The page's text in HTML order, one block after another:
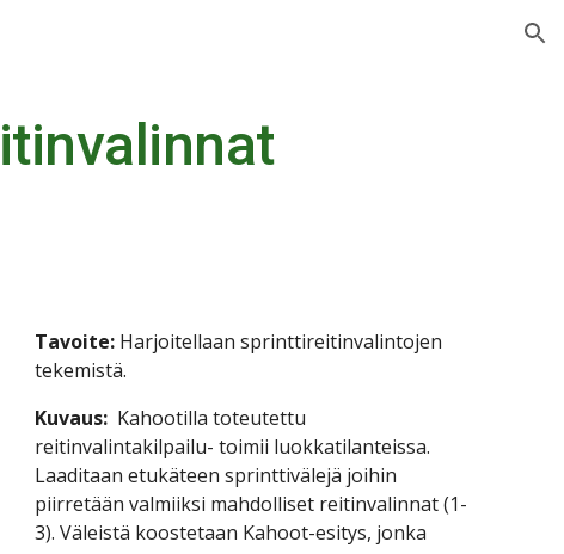
Tavoite: Harjoitellaan sprinttireitinvalintojen
tekemistä.
Kuvaus: Kahootilla toteutettu
reitinvalintakilpailu- toimii luokkatilanteissa.
Laaditaan etukäteen sprinttivälejä joihin
piirretään valmiiksi mahdolliset reitinvalinnat (1-
3). Väleistä koostetaan Kahoot-esitys, jonka